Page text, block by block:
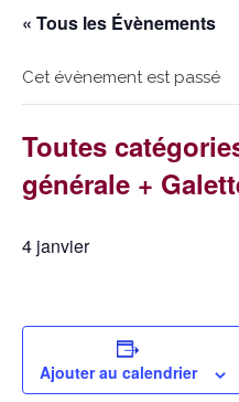
« Tous les Évènements
Cet évènement est passé
Toutes
générale +
4 janvier
Ajouter au calendrier